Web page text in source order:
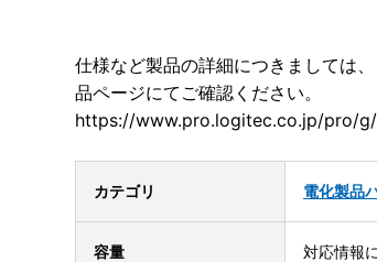
仕様など製品の詳細につきましては
品ページにてご確認ください。
https://www.pro.logitec.co.jp/pro/g/
カテゴリ 電化製品
容量
対応情報